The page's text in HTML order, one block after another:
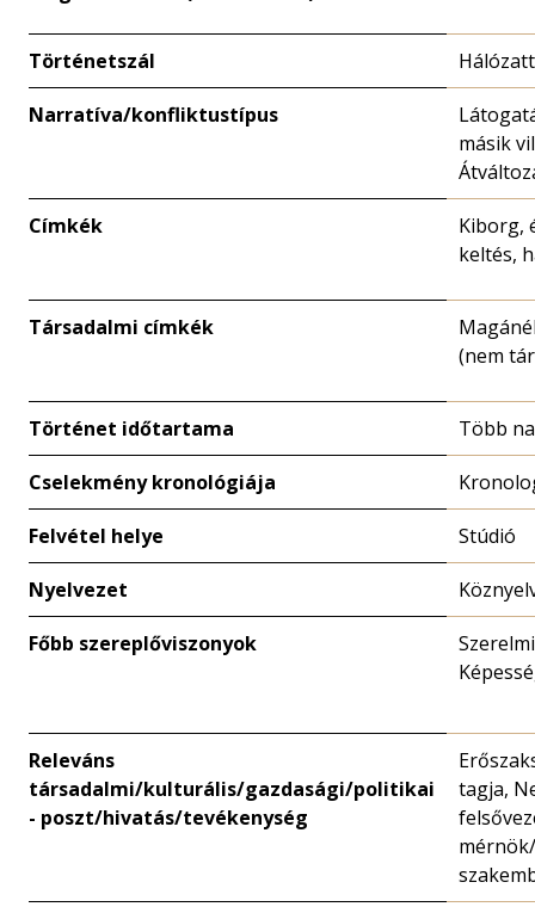
Történetszál
Narratíva/konfliktustípus
másik
Címkék
Kiborg,
keltés,
Társadalmi címkék
(nem
Történet időtartama Több
Cselekmény kronológiája
Felvétel helye Stúdió
Nyelvezet
Főbb szereplőviszonyok
Releváns
társadalmi/kulturális/gazdasági/politikai
- poszt/hivatás/tevékenység
tagja,